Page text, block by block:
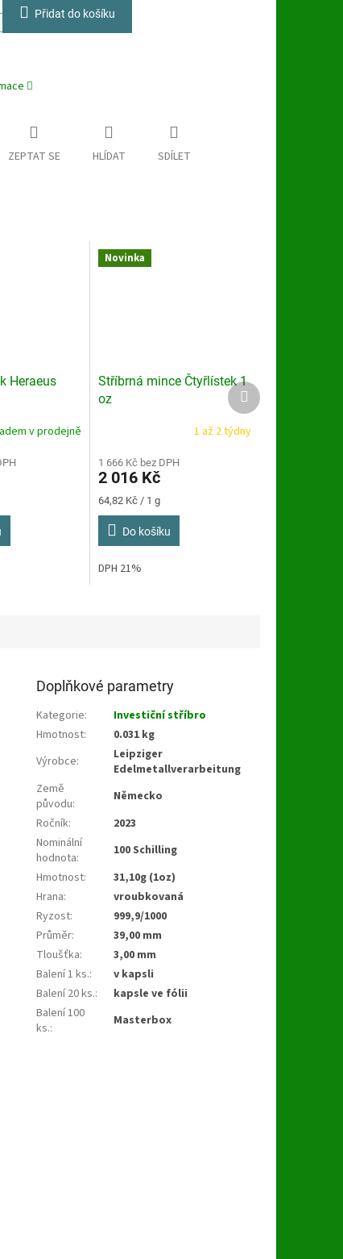
Přidat do košíku
ZEPTAT SE HLÍDAT SDÍLET
Heraeus
v prodejně
Novinka
Stříbrná mince Čtyřlístek 1
oz
1 až 2 týdny
1 666 Kč bez DPH
2 016 Kč
Měrná
cena:
64,82 Kč / 1 g
Do košíku
DPH 21%
Další
produkt
Doplňkové parametry
Kategorie:
Investiční stříbro
Hmotnost:
0.031 kg
Výrobce:
Leipziger
Edelmetallverarbeitung
Země
původu:
Německo
Ročník:
2023
Nominální
hodnota:
100 Schilling
Hmotnost:
31,10g (1oz)
Hrana:
vroubkovaná
Ryzost:
999,9/1000
Průměr:
39,00 mm
Tloušťka:
3,00 mm
Balení 1 ks.:
v kapsli
Balení 20 ks.:
kapsle ve fólii
Balení 100
ks.: Masterbox